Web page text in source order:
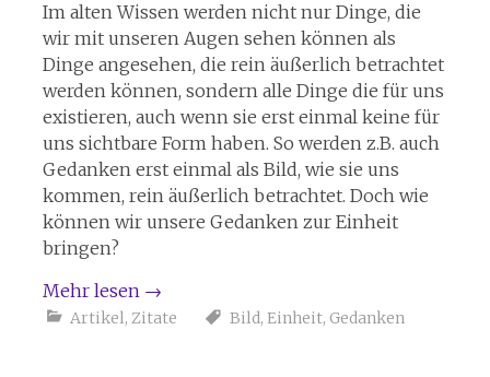
Im alten Wissen werden nicht nur Dinge, die
wir mit unseren Augen sehen können als
Dinge angesehen, die rein äußerlich betrachtet
werden können, sondern alle Dinge die für uns
existieren, auch wenn sie erst einmal keine für
uns sichtbare Form haben. So werden z.B. auch
Gedanken erst einmal als Bild, wie sie uns
kommen, rein äußerlich betrachtet. Doch wie
können wir unsere Gedanken zur Einheit
bringen?
Mehr lesen →
Artikel, Zitate Bild, Einheit, Gedanken